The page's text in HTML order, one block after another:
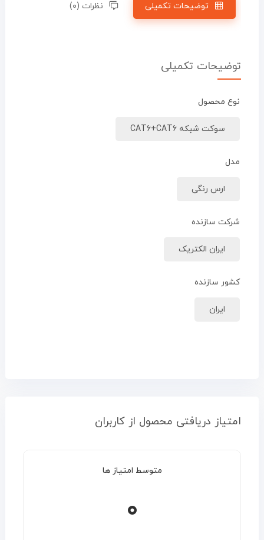
توضیحات تکمیلی نظرات (۰)
توضیحات تکمیلی
نوع محصول
سوکت شبکه CAT6+CAT6
مدل
ارس رنگی
شرکت سازنده
ایران الکتریک
کشور سازنده
ایران
امتیاز دریافتی محصول از کاربران
متوسط امتیاز ها
۰